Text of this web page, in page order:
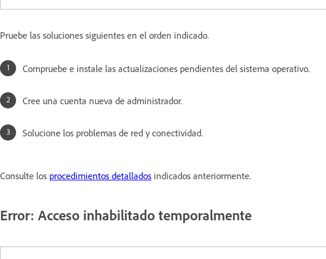
Pruebe las soluciones siguientes en el orden indicado.
Compruebe e instale las actualizaciones pendientes del sistema operativo.
Cree una cuenta nueva de administrador.
Solucione los problemas de red y conectividad.
Consulte los procedimientos detallados indicados anteriormente.
Error: Acceso inhabilitado temporalmente